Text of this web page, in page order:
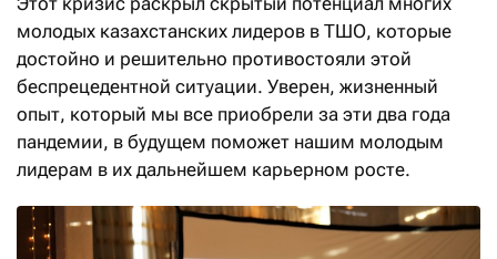
молодых казахстанских лидеров в ТШО, которые
достойно и решительно противостояли этой
беспрецедентной ситуации. Уверен, жизненный
опыт, который мы все приобрели за эти два года
пандемии, в будущем поможет нашим молодым
лидерам в их дальнейшем карьерном росте.